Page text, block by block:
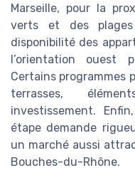
Marseille, pour la
verts et des
disponibilité des
l’orientation ouest
Certains programmes
terrasses,
investissement.
étape demande
un marché aussi
Bouches-du-Rhône.